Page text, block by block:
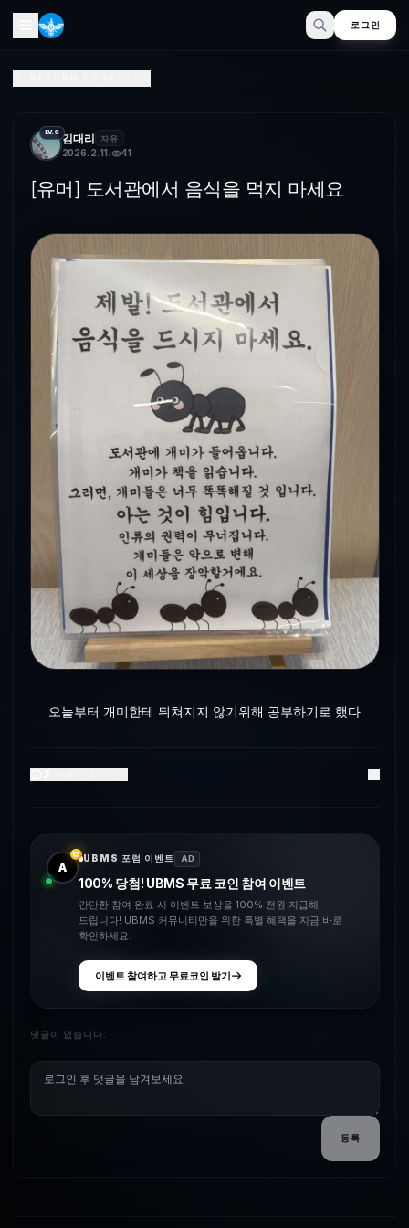
로그인
LV.9 김대리 자유
2026. 2. 11. 41
[유머] 도서관에서 음식을 먹지 마세요
오늘부터 개미한테 뒤쳐지지 않기위해 공부하기로 했다
A
UBMS 포럼 이벤트 AD
100% 당첨! UBMS 무료 코인 참여 이벤트
간단한 참여 완료 시 이벤트 보상을 100% 전원 지급해
드립니다! UBMS 커뮤니티만을 위한 특별 혜택을 지금 바로
확인하세요.
이벤트 참여하고 무료코인 받기
댓글이 없습니다.
등록